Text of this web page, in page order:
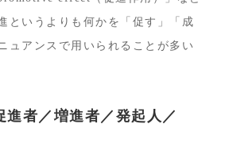
というよりも何かを「促す」「成
ュアンスで用いられることが多い
者／増進者／発起人／